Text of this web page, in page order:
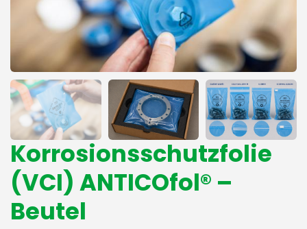
Korrosionsschutzfolie
(VCI) ANTICOfol® –
Beutel